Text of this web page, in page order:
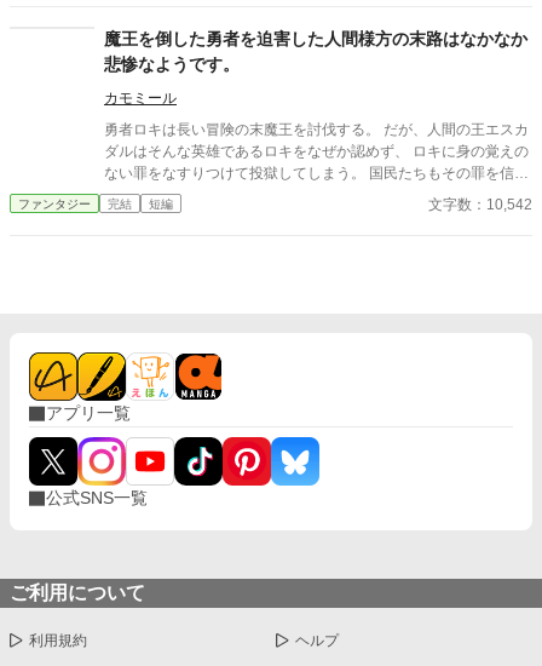
語。
魔王を倒した勇者を迫害した人間様方の末路はなかなか
悲惨なようです。
カモミール
勇者ロキは長い冒険の末魔王を討伐する。 だが、人間の王エスカ
ダルはそんな英雄であるロキをなぜか認めず、 ロキに身の覚えの
ない罪をなすりつけて投獄してしまう。 国民たちもその罪を信じ
勇者を迫害した。 そして、処刑場される間際、勇者は驚きの発言
をするのだった。
ファンタジー 完結 短編 文字数：10,542
アプリ一覧
公式SNS一覧
ご利用について
利用規約 ヘルプ